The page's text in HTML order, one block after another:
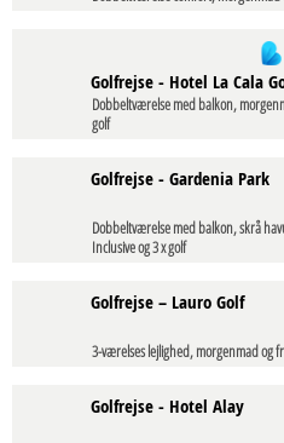
Golfrejse - Hotel La Cala
Dobbeltværelse med balkon,
golf
Golfrejse - Gardenia Park
Dobbeltværelse med balkon, skrå
Inclusive og 3 x golf
Golfrejse – Lauro Golf
3-værelses lejlighed, morgenmad og
Golfrejse - Hotel Alay